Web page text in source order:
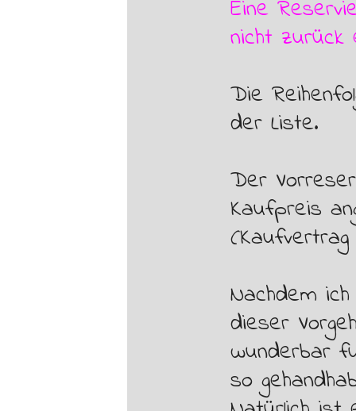
Eine
nicht
Die
der Liste.
Der
Kaufpreis
Nachdem
dieser
wunderbar
so